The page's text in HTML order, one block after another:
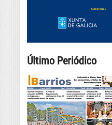
Último Periódico